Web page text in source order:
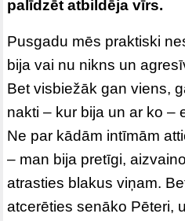
palīdzēt atbildēja vīrs.
Pusgadu mēs praktiski
bija vai nu nikns un
Bet visbiežāk gan viens,
nakti – kur bija un ar ko –
Ne par kādām intīmām
– man bija pretīgi,
atrasties blakus viņam.
atcerēties senāko Pēteri,